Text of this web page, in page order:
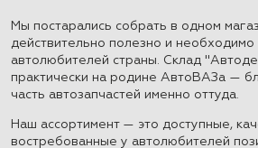
Мы постарались собрать в одном
действительно полезно и
автолюбителей страны. Склад
практически на родине АвтоВАЗа —
часть автозапчастей именно оттуда.
Наш ассортимент — это доступные,
востребованные у автолюбителей